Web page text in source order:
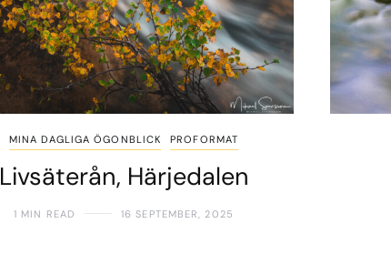
MINA DAGLIGA ÖGONBLICK PROFORMAT
Livsäterån, Härjedalen
1 MIN READ 16 SEPTEMBER, 2025